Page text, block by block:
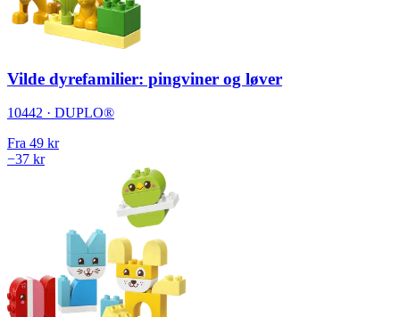
Vilde dyrefamilier: pingviner og løver
10442 · DUPLO®
Fra 49 kr
−37 kr